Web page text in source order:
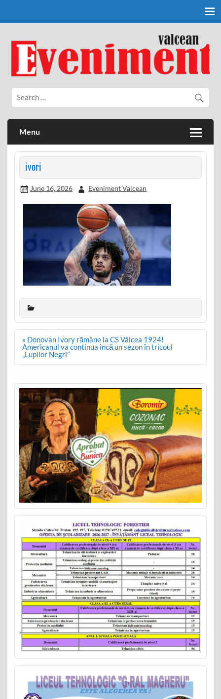
Eveniment Valcean
Menu
ivori
June 16, 2026 Eveniment Valcean
Post
navigation
« Donovan Ivory rămâne la CS Vâlcea 1924!
Americanul va continua încă un sezon în tricoul
„Lupilor Negri”